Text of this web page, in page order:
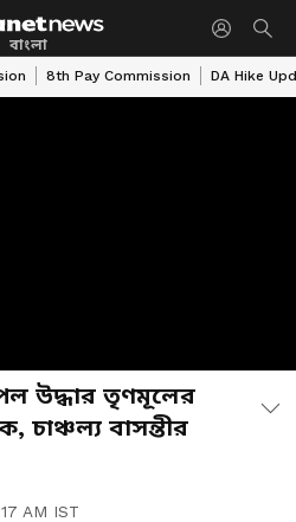
বাংলা
8th Pay Commission DA Hike
উদ্ধার তৃণমূলের
চাঞ্চল্য বাসন্তীর
AM IST